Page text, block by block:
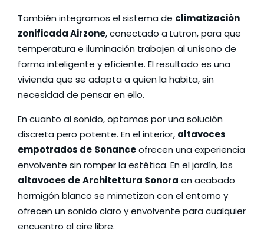
También integramos el sistema de climatización
zonificadaAirzone, conectado a Lutron, para que
temperatura e iluminación trabajen al unísono de
forma inteligente y eficiente. El resultado es una
vivienda que se adapta a quien la habita, sin
necesidad de pensar en ello.
En cuanto al sonido, optamos por una solución
discreta pero potente. En el interior, altavoces
empotrados de Sonanceofrecen una experiencia
envolvente sin romper la estética. En el jardín, los
altavoces deArchitettura Sonora en acabado
hormigón blanco se mimetizan con el entorno y
ofrecen un sonido claro y envolvente para cualquier
encuentro al aire libre.